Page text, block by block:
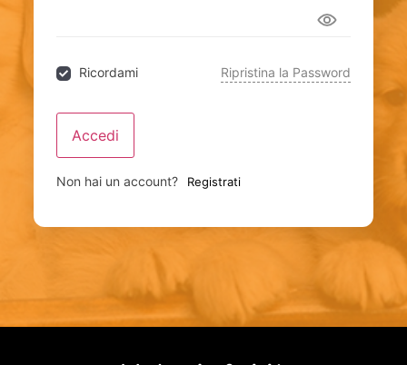
Ricordami Ripristina la Password
Accedi
Non hai un account? Registrati